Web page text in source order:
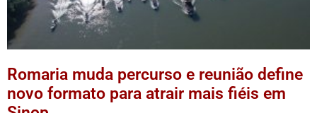
Romaria muda percurso e reunião define
novo formato para atrair mais fiéis em